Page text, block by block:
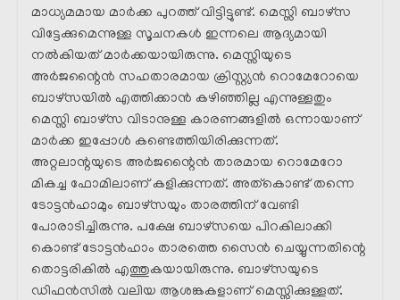
മാധ്യമമായ മാർക്ക പുറത്ത് വിട്ടിട്ടുണ്ട്. മെസ്സി ബാഴ്‌സ
വിട്ടേക്കുമെന്നുള്ള സൂചനകൾ ഇന്നലെ ആദ്യമായി
നൽകിയത് മാർക്കയായിരുന്നു. മെസ്സിയുടെ
അർജന്റൈൻ സഹതാരമായ ക്രിസ്റ്റ്യൻ റൊമേറോയെ
ബാഴ്‌സയിൽ എത്തിക്കാൻ കഴിഞ്ഞില്ല എന്നുള്ളതും
മെസ്സി ബാഴ്‌സ വിടാനുള്ള കാരണങ്ങളിൽ ഒന്നായാണ്
മാർക്ക ഇപ്പോൾ കണ്ടെത്തിയിരിക്കുന്നത്.
അറ്റലാന്റയുടെ അർജന്റൈൻ താരമായ റൊമേറോ
മികച്ച ഫോമിലാണ് കളിക്കുന്നത്. അത്കൊണ്ട് തന്നെ
ടോട്ടൻഹാമും ബാഴ്‌സയും താരത്തിന് വേണ്ടി
പോരാടിച്ചിരുന്നു. പക്ഷേ ബാഴ്‌സയെ പിറകിലാക്കി
കൊണ്ട് ടോട്ടൻഹാം താരത്തെ സൈൻ ചെയ്യുന്നതിന്റെ
തൊട്ടരികിൽ എത്തുകയായിരുന്നു. ബാഴ്‌സയുടെ
ഡിഫൻസിൽ വലിയ ആശങ്കകളാണ് മെസ്സിക്കുള്ളത്.